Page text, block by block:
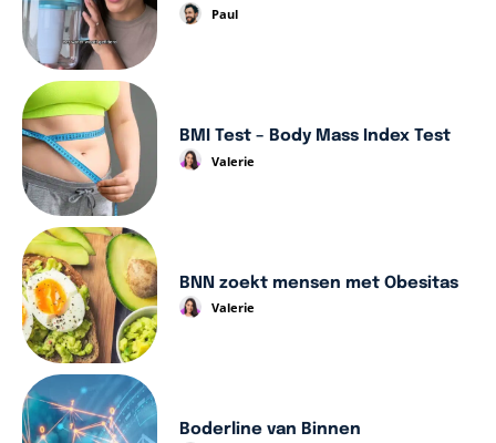
Paul
BMI Test – Body Mass Index Test
Valerie
BNN zoekt mensen met Obesitas
Valerie
Boderline van Binnen